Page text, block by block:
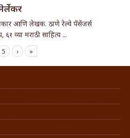
आणि लेखक. ठाणे रेल्वे पॅसेंजर्स
व्या मराठी साहित्य ...
5 › »